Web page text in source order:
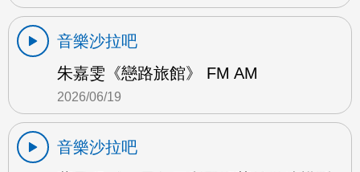
音樂沙拉吧
朱嘉雯《戀路旅館》 FM AM
2026/06/19
音樂沙拉吧